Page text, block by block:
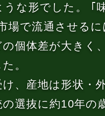
うな形でした。 ｢
場で流通させる
個体差が大きく
。
、産地は形状・
選抜に約10年の